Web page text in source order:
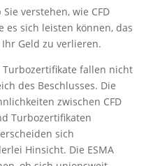
verstehen, wie CFD
es sich leisten können, das
Geld zu verlieren.
Turbozertifikate fallen nicht
des Beschlusses. Die
zwischen CFD
Turbozertifikaten
sich
Hinsicht. Die ESMA